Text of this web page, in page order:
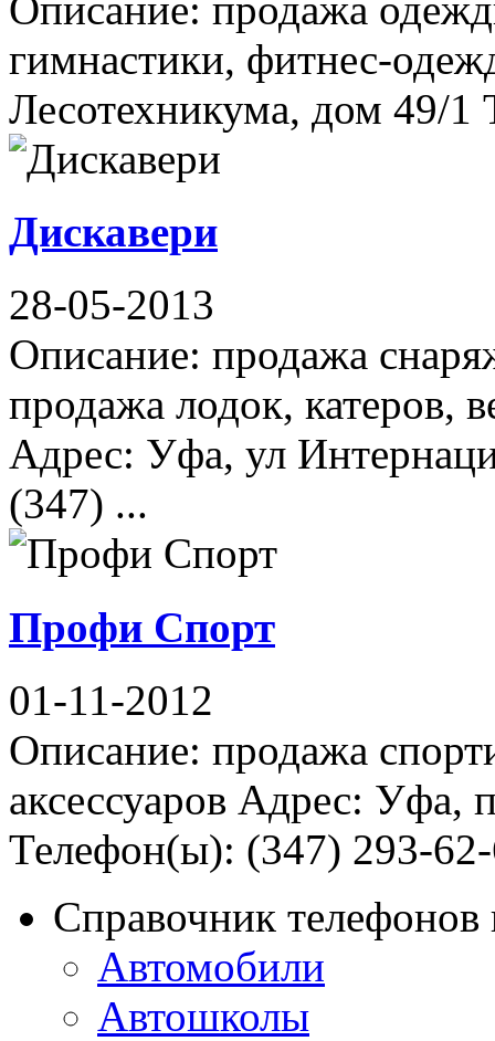
гимнастики, фитнес-
Лесотехникума, дом 49/
Дискавери
28-05-2013
Описание: продажа
продажа лодок, катеров,
Адрес: Уфа, ул
(347) ...
Профи Спорт
01-11-2012
Описание: продажа
аксессуаров Адрес: Уфа,
Телефон(ы): (347) 293-
Справочник
Автомобили
Автошколы